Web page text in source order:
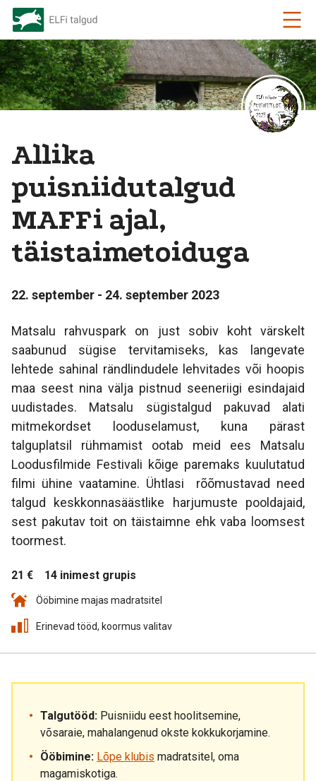
Allika
puisniidutalgud
MAFFi ajal,
täistaimetoiduga
22. september - 24. september 2023
Matsalu rahvuspark on just sobiv koht värskelt
saabunud sügise tervitamiseks, kas langevate
lehtede sahinal rändlindudele lehvitades või hoopis
maa seest nina välja pistnud seeneriigi esindajaid
uudistades. Matsalu sügistalgud pakuvad alati
mitmekordset looduselamust, kuna pärast
talguplatsil rühmamist ootab meid ees Matsalu
Loodusfilmide Festivali kõige paremaks kuulutatud
filmi ühine vaatamine. Ühtlasi rõõmustavad need
talgud keskkonnasäästlike harjumuste pooldajaid,
sest pakutav toit on täistaimne ehk vaba loomsest
toormest.
21 € 14 inimest grupis
Ööbimine majas madratsitel
Erinevad tööd, koormus valitav
Talgutööd: Puisniidu eest hoolitsemine,
võsaraie, mahalangenud okste kokkukorjamine.
Ööbimine: Lõpe klubis madratsitel, oma
magamiskotiga.